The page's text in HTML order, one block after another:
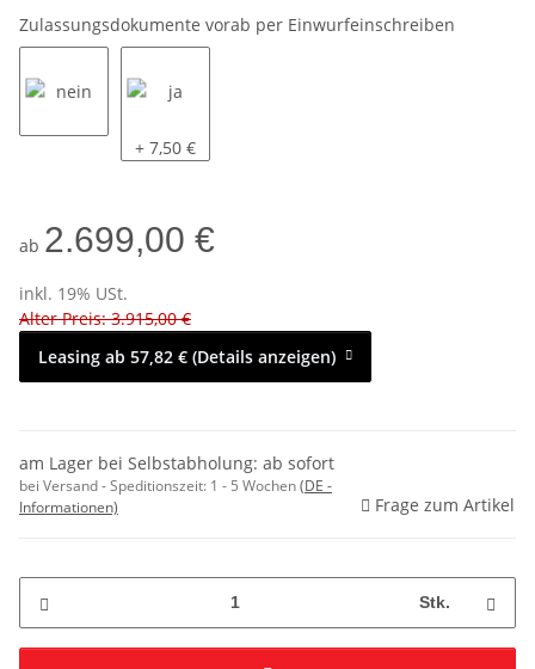
Zulassungsdokumente vorab per Einwurfeinschreiben
ja
+ 7,50 €
ab 2.699,00 €
inkl. 19% USt.
Alter Preis: 3.915,00 €
Leasing ab 57,82 € (Details anzeigen)
am Lager bei Selbstabholung: ab sofort
bei Versand - Speditionszeit: 1 - 5 Wochen(DE -
Informationen)
Frage zum Artikel
Stk.